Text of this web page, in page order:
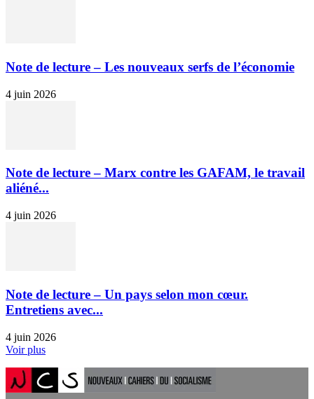
Note de lecture – Les nouveaux serfs de l’économie
4 juin 2026
Note de lecture – Marx contre les GAFAM, le travail
aliéné...
4 juin 2026
Note de lecture – Un pays selon mon cœur.
Entretiens avec...
4 juin 2026
Voir plus